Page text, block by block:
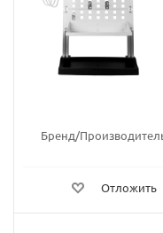
Бренд/
Отложить